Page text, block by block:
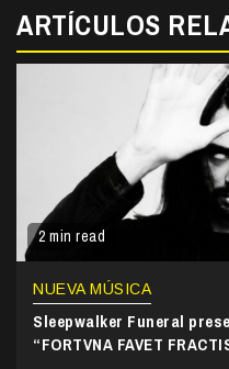
ARTÍCULOS
2 min read
NUEVA MÚSICA
Sleepwalker Funeral
“FORTVNA FAVET